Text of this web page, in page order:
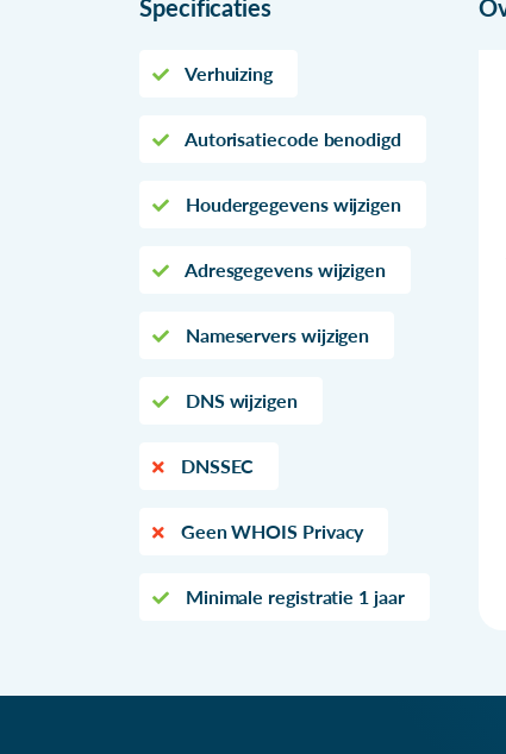
Specificaties
Verhuizing
Autorisatiecode benodigd
Houdergegevens wijzigen
Adresgegevens wijzigen
Nameservers wijzigen
DNS wijzigen
DNSSEC
Geen WHOIS Privacy
Minimale registratie 1 jaar